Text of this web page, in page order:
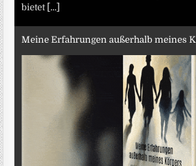
bietet [...]
Meine Erfahrungen außerhalb meines